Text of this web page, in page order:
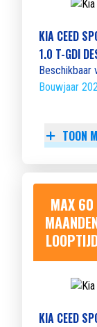
KIA CEED
1.0 T-GDI
Beschikbaar
Bouwjaar
TOON
MAX 60
KIA CEED